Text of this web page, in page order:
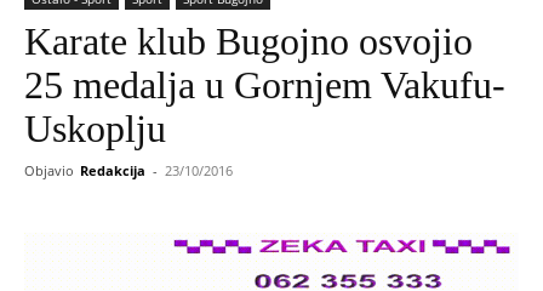
Karate klub Bugojno osvojio
25 medalja u Gornjem Vakufu-
Uskoplju
Objavio Redakcija - 23/10/2016